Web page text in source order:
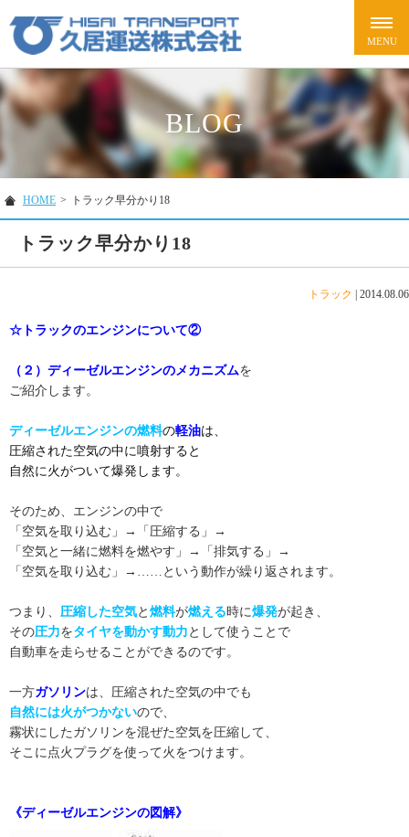
BLOG
HOME > トラック早分かり18
トラック早分かり18
トラック 2014.08.06
☆トラックのエンジンについて②
（２）ディーゼルエンジンのメカニズムを
ご紹介します。
ディーゼルエンジンの燃料の軽油は、
圧縮された空気の中に噴射すると
自然に火がついて爆発します。
そのため、エンジンの中で
「空気を取り込む」→「圧縮する」→
「空気と一緒に燃料を燃やす」→「排気する」→
「空気を取り込む」→……という動作が繰り返されます。
つまり、 圧縮した空気と 燃料が燃える時に爆発が起き、
その圧力をタイヤを動かす動力 として使うことで
自動車を走らせることができるのです。
一方ガソリンは、圧縮された空気の中でも
自然には火がつかないので、
霧状にしたガソリンを混ぜた空気を圧縮して、
そこに点火プラグを使って火をつけます。
《ディーゼルエンジンの図解》